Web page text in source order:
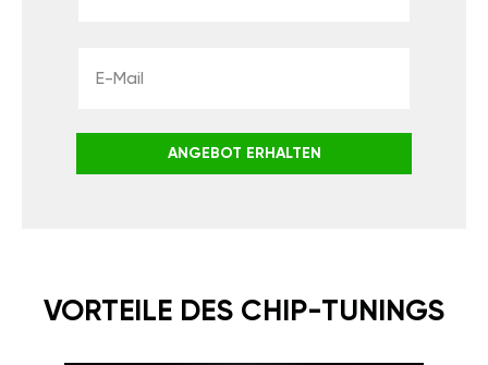
ANGEBOT ERHALTEN
VORTEILE DES CHIP-TUNINGS